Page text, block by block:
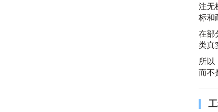
注无
标和
在部
类真
所以
而不